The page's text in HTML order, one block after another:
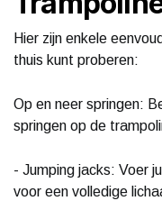
Hier zijn enkele
thuis kunt proberen:
Op en neer springen:
springen op de
- Jumping jacks: Voer
voor een volledige